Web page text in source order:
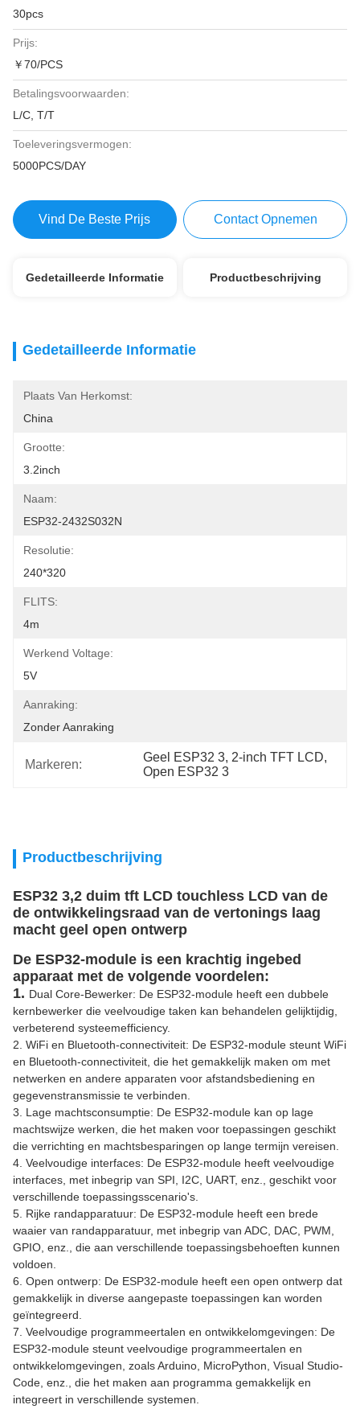
30pcs
Prijs:
￥70/PCS
Betalingsvoorwaarden:
L/C, T/T
Toeleveringsvermogen:
5000PCS/DAY
Vind De Beste Prijs Contact Opnemen
Gedetailleerde Informatie Productbeschrijving
Gedetailleerde Informatie
Plaats Van Herkomst:
China
Grootte:
3.2inch
Naam:
ESP32-2432S032N
Resolutie:
240*320
FLITS:
4m
Werkend Voltage:
5V
Aanraking:
Zonder Aanraking
Markeren:
Geel ESP32 3, 2-inch TFT LCD,
Open ESP32 3
Productbeschrijving
ESP32 3,2 duim tft LCD touchless LCD van de
de ontwikkelingsraad van de vertonings laag
macht geel open ontwerp
De ESP32-module is een krachtig ingebed
apparaat met de volgende voordelen:
1. Dual Core-Bewerker: De ESP32-module heeft een dubbele
kernbewerker die veelvoudige taken kan behandelen gelijktijdig,
verbeterend systeemefficiency.
2. WiFi en Bluetooth-connectiviteit: De ESP32-module steunt WiFi
en Bluetooth-connectiviteit, die het gemakkelijk maken om met
netwerken en andere apparaten voor afstandsbediening en
gegevenstransmissie te verbinden.
3. Lage machtsconsumptie: De ESP32-module kan op lage
machtswijze werken, die het maken voor toepassingen geschikt
die verrichting en machtsbesparingen op lange termijn vereisen.
4. Veelvoudige interfaces: De ESP32-module heeft veelvoudige
interfaces, met inbegrip van SPI, I2C, UART, enz., geschikt voor
verschillende toepassingsscenario's.
5. Rijke randapparatuur: De ESP32-module heeft een brede
waaier van randapparatuur, met inbegrip van ADC, DAC, PWM,
GPIO, enz., die aan verschillende toepassingsbehoeften kunnen
voldoen.
6. Open ontwerp: De ESP32-module heeft een open ontwerp dat
gemakkelijk in diverse aangepaste toepassingen kan worden
geïntegreerd.
7. Veelvoudige programmeertalen en ontwikkelomgevingen: De
ESP32-module steunt veelvoudige programmeertalen en
ontwikkelomgevingen, zoals Arduino, MicroPython, Visual Studio-
Code, enz., die het maken aan programma gemakkelijk en
integreert in verschillende systemen.